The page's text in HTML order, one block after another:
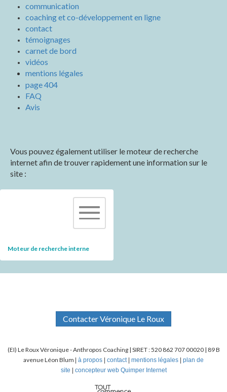
communication
coaching et co-développement en ligne
contact
témoignages
carnet de bord
vidéos
mentions légales
page 404
FAQ
Avis
Vous pouvez également utiliser le moteur de recherche
internet afin de trouver rapidement une information sur le
site :
Moteur de recherche interne
Contacter Véronique Le Roux
(EI) Le Roux Véronique - Anthropos Coaching | SIRET :520 862 707 00020 | 89 B
avenue Léon Blum
à propos contact| mentions légales
plan de
site
concepteur web Quimper Internet